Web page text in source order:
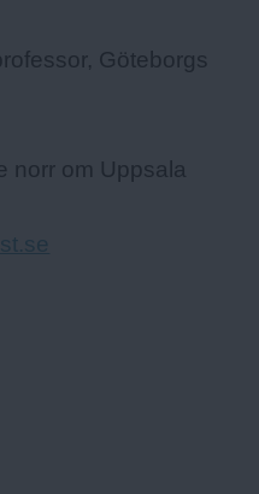
Göteborgs
norr om Uppsala